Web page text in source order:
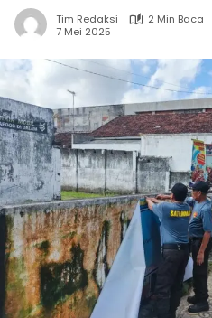
Tim Redaksi
2 Min Baca
7 Mei 2025